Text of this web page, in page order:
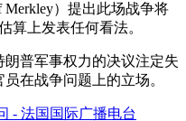
Merkley）提出此场战争将
算上发表任何看法。
普军事权力的决议注定失
在战争问题上的立场。